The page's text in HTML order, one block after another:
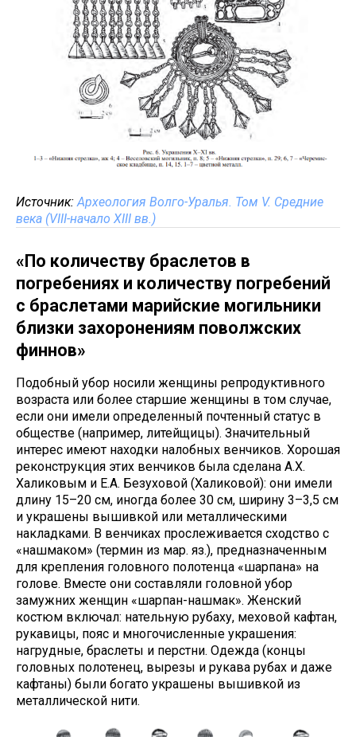
Источник: Археология Волго-Уралья. Том V. Средние
века (VIII-начало XIII вв.)
«По количеству браслетов в
погребениях и количеству погребений
с браслетами марийские могильники
близки захоронениям поволжских
финнов»
Подобный убор носили женщины репродуктивного
возраста или более старшие женщины в том случае,
если они имели определенный почтенный статус в
обществе (например, литейщицы). Значительный
интерес имеют находки налобных венчиков. Хорошая
реконструкция этих венчиков была сделана А.Х.
Халиковым и Е.А. Безуховой (Халиковой): они имели
длину 15–20 см, иногда более 30 см, ширину 3–3,5 см
и украшены вышивкой или металлическими
накладками. В венчиках прослеживается сходство с
«нашмаком» (термин из мар. яз.), предназначенным
для крепления головного полотенца «шарпана» на
голове. Вместе они составляли головной убор
замужних женщин «шарпан-нашмак». Женский
костюм включал: нательную рубаху, меховой кафтан,
рукавицы, пояс и многочисленные украшения:
нагрудные, браслеты и перстни. Одежда (концы
головных полотенец, вырезы и рукава рубах и даже
кафтаны) были богато украшены вышивкой из
металлической нити.